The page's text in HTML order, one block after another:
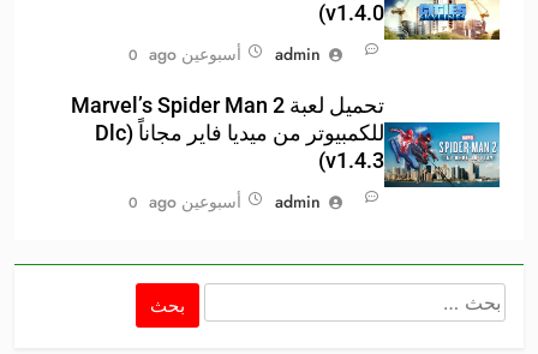
v1.4.0)
admin
أسبوعين ago 0
تحميل لعبة Marvel’s Spider Man 2
للكمبيوتر من ميديا فاير مجاناً (Dlc
v1.4.3)
admin
أسبوعين ago 0
البحث